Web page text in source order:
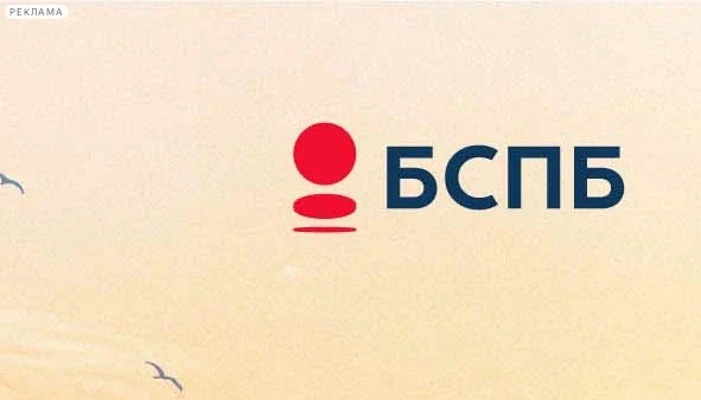
РЕКЛАМА
лекции
книги